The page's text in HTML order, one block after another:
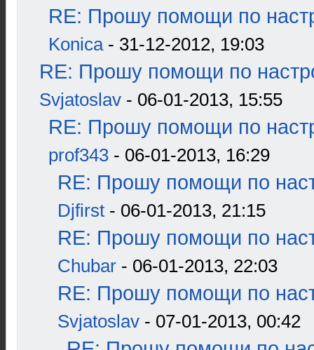
RE: Прошу помощи по
Konica- 31-12-2012, 19:03
RE: Прошу помощи по
Svjatoslav - 06-01-2013, 15:55
RE: Прошу помощи по
prof343 - 06-01-2013, 16:29
RE: Прошу помощи по
Djfirst - 06-01-2013, 21:15
RE: Прошу помощи по
Chubar - 06-01-2013, 22:03
RE: Прошу помощи по
Svjatoslav - 07-01-2013, 00:42